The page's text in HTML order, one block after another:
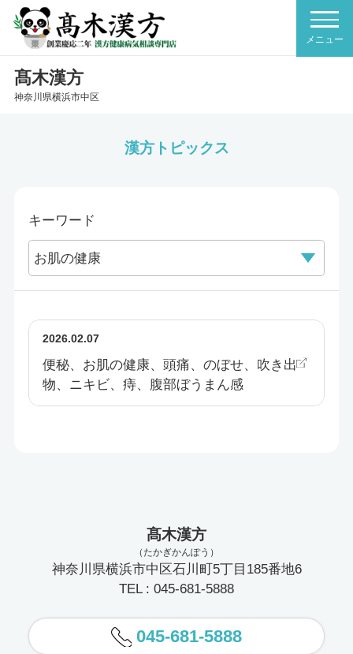
髙木漢方
神奈川県横浜市中区
漢方トピックス
キーワード
2026.02.07
便秘、お肌の健康、頭痛、のぼせ、吹き出
物、ニキビ、痔、腹部ぼうまん感
髙木漢方
（たかぎかんぽう）
神奈川県横浜市中区石川町5丁目185番地6
TEL : 045-681-5888
045-681-5888